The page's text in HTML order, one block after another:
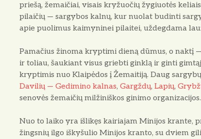
priešą, žemaičiai, visais kryžuočių žygiuotės
pilaičių — sargybos kalnų, kur nuolat budinti
apie puolimus kaimyninei pilaitei, uždegdama
Pamačius žinoma kryptimi dieną dūmus, o naktį
ir toliau, šaukiant visus griebti ginklą ir ginti
kryptimis nuo Klaipėdos į Že­maitiją. Daug
Davilių — Gedi­mino kalnas, Gargždų, Lapių,
senovės žemaičių milžiniškos ginimo organizacijos.
Nuo to laiko yra išlikęs kairiajam Minijos krante,
žingsnių ilgo iškyšulio Minijos kranto, su dviem